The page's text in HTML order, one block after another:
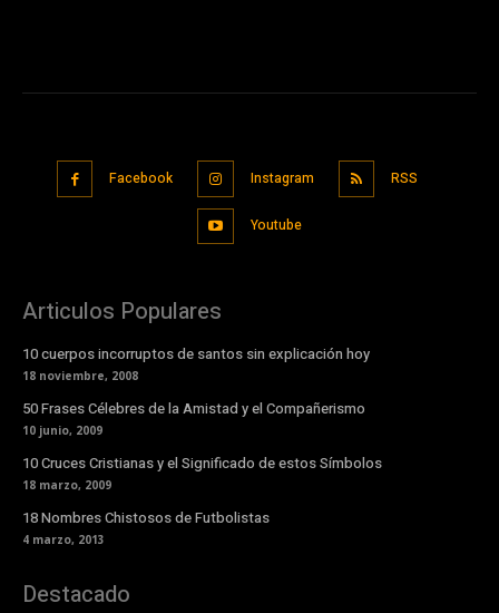
Facebook Instagram RSS
Youtube
Articulos Populares
10 cuerpos incorruptos de santos sin explicación hoy
18 noviembre, 2008
50 Frases Célebres de la Amistad y el Compañerismo
10 junio, 2009
10 Cruces Cristianas y el Significado de estos Símbolos
18 marzo, 2009
18 Nombres Chistosos de Futbolistas
4 marzo, 2013
Destacado